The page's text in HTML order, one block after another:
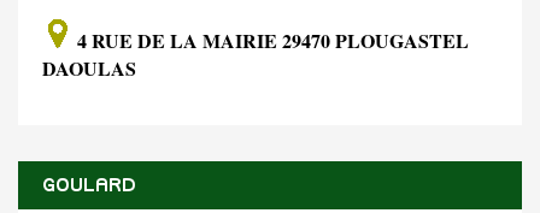
4 RUE DE LA MAIRIE 29470 PLOUGASTEL
DAOULAS
GOULARD